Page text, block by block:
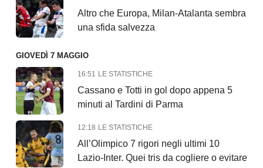
Altro che Europa, Milan-Atalanta sembra
una sfida salvezza
GIOVEDÌ 7 MAGGIO
16:51 LE STATISTICHE
Cassano e Totti in gol dopo appena 5
minuti al Tardini di Parma
12:18 LE STATISTICHE
All’Olimpico 7 rigori negli ultimi 10
Lazio-Inter. Quei tris da cogliere o evitare